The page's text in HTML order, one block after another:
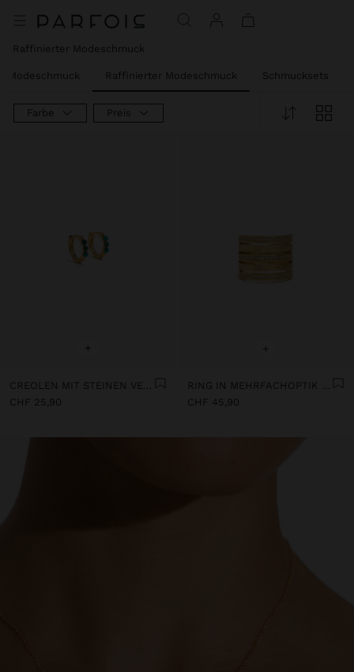
Raffinierter Modeschmuck
Modeschmuck Raffinierter Modeschmuck Schmucksets
Farbe Preis
+
CREOLEN MIT STEINEN VERGOLDET MIT 18K GOLD
CHF 25,90
+
RING IN MEHRFACHOPTIK MIT ZIRKONIA VERGOLDET MIT 18K GOLD
CHF 45,90